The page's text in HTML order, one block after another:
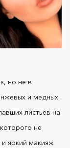
помады,
С их
красивой
наблюдать
солнечном
но не в
и медных.
листьев на
не
яркий макияж